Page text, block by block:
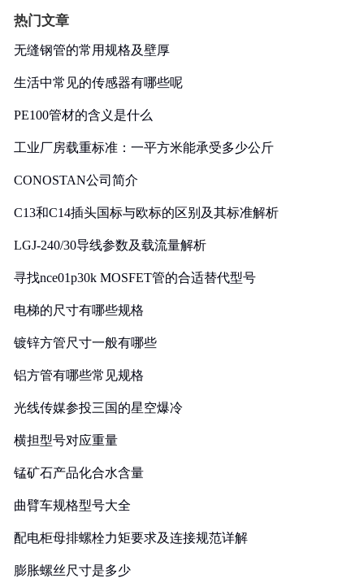
热门文章
无缝钢管的常用规格及壁厚
生活中常见的传感器有哪些呢
PE100管材的含义是什么
工业厂房载重标准：一平方米能承受多少公斤
CONOSTAN公司简介
C13和C14插头国标与欧标的区别及其标准解析
LGJ-240/30导线参数及载流量解析
寻找nce01p30k MOSFET管的合适替代型号
电梯的尺寸有哪些规格
镀锌方管尺寸一般有哪些
铝方管有哪些常见规格
光线传媒参投三国的星空爆冷
横担型号对应重量
锰矿石产品化合水含量
曲臂车规格型号大全
配电柜母排螺栓力矩要求及连接规范详解
膨胀螺丝尺寸是多少